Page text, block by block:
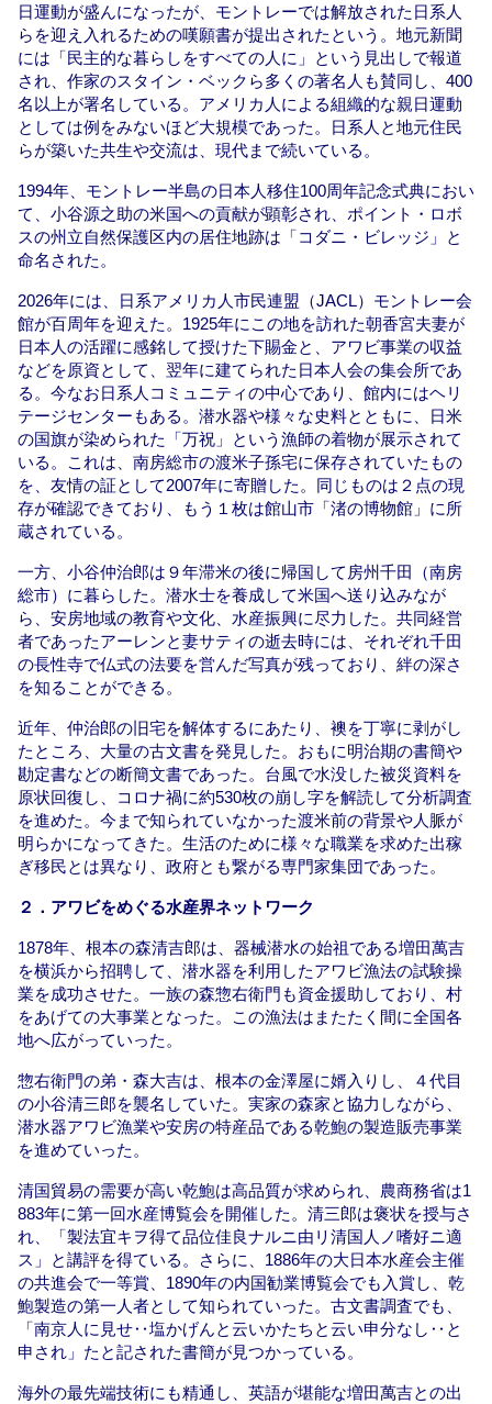
日運動が盛んになったが、モントレーでは解放された日系人
らを迎え入れるための嘆願書が提出されたという。地元新聞
には「民主的な暮らしをすべての人に」という見出しで報道
され、作家のスタイン・ベックら多くの著名人も賛同し、400
名以上が署名している。アメリカ人による組織的な親日運動
としては例をみないほど大規模であった。日系人と地元住民
らが築いた共生や交流は、現代まで続いている。
1994年、モントレー半島の日本人移住100周年記念式典におい
て、小谷源之助の米国への貢献が顕彰され、ポイント・ロボ
スの州立自然保護区内の居住地跡は「コダニ・ビレッジ」と
命名された。
2026年には、日系アメリカ人市民連盟（JACL）モントレー会
館が百周年を迎えた。1925年にこの地を訪れた朝香宮夫妻が
日本人の活躍に感銘して授けた下賜金と、アワビ事業の収益
などを原資として、翌年に建てられた日本人会の集会所であ
る。今なお日系人コミュニティの中心であり、館内にはヘリ
テージセンターもある。潜水器や様々な史料とともに、日米
の国旗が染められた「万祝」という漁師の着物が展示されて
いる。これは、南房総市の渡米子孫宅に保存されていたもの
を、友情の証として2007年に寄贈した。同じものは２点の現
存が確認できており、もう１枚は館山市「渚の博物館」に所
蔵されている。
一方、小谷仲治郎は９年滞米の後に帰国して房州千田（南房
総市）に暮らした。潜水士を養成して米国へ送り込みなが
ら、安房地域の教育や文化、水産振興に尽力した。共同経営
者であったアーレンと妻サティの逝去時には、それぞれ千田
の長性寺で仏式の法要を営んだ写真が残っており、絆の深さ
を知ることができる。
近年、仲治郎の旧宅を解体するにあたり、襖を丁寧に剥がし
たところ、大量の古文書を発見した。おもに明治期の書簡や
勘定書などの断簡文書であった。台風で水没した被災資料を
原状回復し、コロナ禍に約530枚の崩し字を解読して分析調査
を進めた。今まで知られていなかった渡米前の背景や人脈が
明らかになってきた。生活のために様々な職業を求めた出稼
ぎ移民とは異なり、政府とも繋がる専門家集団であった。
２．アワビをめぐる水産界ネットワーク
1878年、根本の森清吉郎は、器械潜水の始祖である増田萬吉
を横浜から招聘して、潜水器を利用したアワビ漁法の試験操
業を成功させた。一族の森惣右衛門も資金援助しており、村
をあげての大事業となった。この漁法はまたたく間に全国各
地へ広がっていった。
惣右衛門の弟・森大吉は、根本の金澤屋に婿入りし、４代目
の小谷清三郎を襲名していた。実家の森家と協力しながら、
潜水器アワビ漁業や安房の特産品である乾鮑の製造販売事業
を進めていった。
清国貿易の需要が高い乾鮑は高品質が求められ、農商務省は1
883年に第一回水産博覧会を開催した。清三郎は褒状を授与さ
れ、「製法宜キヲ得て品位佳良ナルニ由リ清国人ノ嗜好ニ適
ス」と講評を得ている。さらに、1886年の大日本水産会主催
の共進会で一等賞、1890年の内国勧業博覧会でも入賞し、乾
鮑製造の第一人者として知られていった。古文書調査でも、
「南京人に見せ‥塩かげんと云いかたちと云い申分なし‥と
申され」たと記された書簡が見つかっている。
海外の最先端技術にも精通し、英語が堪能な増田萬吉との出